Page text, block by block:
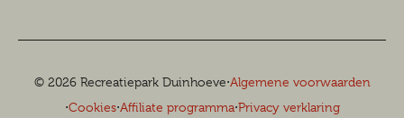
© 2026 Recreatiepark Duinhoeve·Algemene voorwaarden
·Cookies·Affiliate programma·Privacy verklaring